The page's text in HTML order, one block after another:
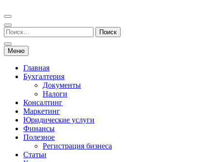
Меню
Главная
Бухгалтерия
Документы
Налоги
Консалтинг
Маркетинг
Юридические услуги
Финансы
Полезное
Регистрация бизнеса
Статьи